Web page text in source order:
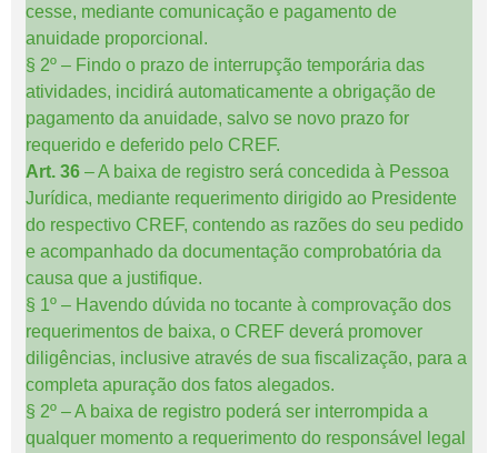
cesse, mediante comunicação e pagamento de
anuidade proporcional.
§ 2º – Findo o prazo de interrupção temporária das
atividades, incidirá automaticamente a obrigação de
pagamento da anuidade, salvo se novo prazo for
requerido e deferido pelo CREF.
Art. 36 – A baixa de registro será concedida à Pessoa
Jurídica, mediante requerimento dirigido ao Presidente
do respectivo CREF, contendo as razões do seu pedido
e acompanhado da documentação comprobatória da
causa que a justifique.
§ 1º – Havendo dúvida no tocante à comprovação dos
requerimentos de baixa, o CREF deverá promover
diligências, inclusive através de sua fiscalização, para a
completa apuração dos fatos alegados.
§ 2º – A baixa de registro poderá ser interrompida a
qualquer momento a requerimento do responsável legal